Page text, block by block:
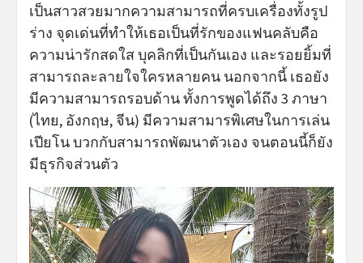
เป็นสาวสวยมากความสามารถที่ครบเครื่องทั้งรูป
ร่าง จุดเด่นที่ทำให้เธอเป็นที่รักของแฟนคลับคือ
ความน่ารักสดใส บุคลิกที่เป็นกันเอง และรอยยิ้มที่
สามารถละลายใจใครหลายคน นอกจากนี้ เธอยัง
มีความสามารถรอบด้าน ทั้งการพูดได้ถึง 3 ภาษา
(ไทย, อังกฤษ, จีน) มีความสามารพิเศษในการเล่น
เปียโน บวกกับสามารถพัฒนาตัวเอง จนตอนนี้ก็ยัง
มีธุรกิจส่วนตัว